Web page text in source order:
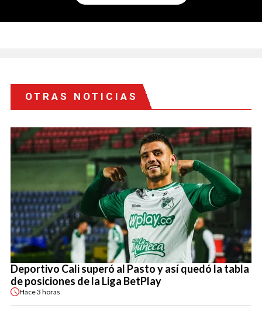
OTRAS NOTICIAS
Deportivo Cali superó al Pasto y así quedó la tabla
de posiciones de la Liga BetPlay
Hace3 horas